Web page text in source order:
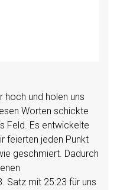
hoch und holen uns
Worten schickte
Feld. Es entwickelte
feierten jeden Punkt
geschmiert. Dadurch
Satz mit 25:23 für uns